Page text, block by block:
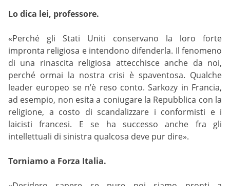
Lo dica lei, professore.
«Perché gli Stati Uniti conservano la loro forte
impronta religiosa e intendono difenderla. Il fenomeno
di una rinascita religiosa attecchisce anche da noi,
perché ormai la nostra crisi è spaventosa. Qualche
leader europeo se n’è reso conto. Sarkozy in Francia,
ad esempio, non esita a coniugare la Repubblica con la
religione, a costo di scandalizzare i conformisti e i
laicisti francesi. E se ha successo anche fra gli
intellettuali di sinistra qualcosa deve pur dire».
Torniamo a Forza Italia.